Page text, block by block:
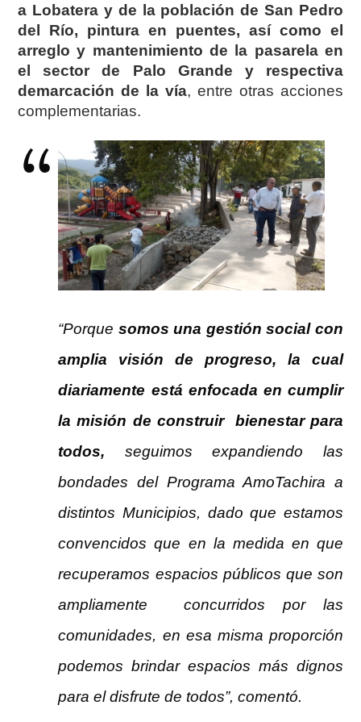
a Lobatera y de la población de San Pedro
del Río, pintura en puentes, así como el
arreglo y mantenimiento de la pasarela en
el sector de Palo Grande y respectiva
demarcación de la vía, entre otras acciones
complementarias.
“Porque somos una gestión social con
amplia visión de progreso, la cual
diariamente está enfocada en cumplir
la misión de construir bienestar para
todos, seguimos expandiendo las
bondades del Programa AmoTachira a
distintos Municipios, dado que estamos
convencidos que en la medida en que
recuperamos espacios públicos que son
ampliamente concurridos por las
comunidades, en esa misma proporción
podemos brindar espacios más dignos
para el disfrute de todos”, comentó.